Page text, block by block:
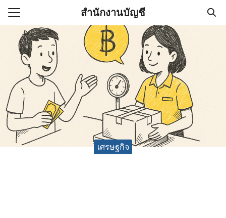
Skip
content
สำนักงานบัญชี
(ไม่มีชื่อ)
านบัญชี (Accounting
ช่วยสำคัญในการบริหาร
Search
for:
เศรษฐกิจ